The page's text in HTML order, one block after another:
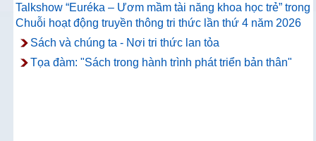
Talkshow “Euréka – Ươm mầm tài năng khoa học trẻ” trong
Chuỗi hoạt động truyền thông tri thức lần thứ 4 năm 2026
Sách và chúng ta - Nơi tri thức lan tỏa
Tọa đàm: "Sách trong hành trình phát triển bản thân"